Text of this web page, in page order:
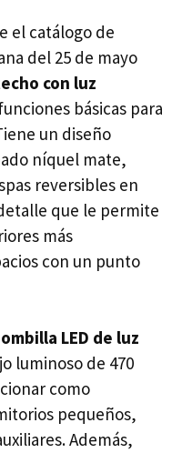
el catálogo de
del 25 de mayo
con luz
básicas para
un diseño
níquel mate,
reversibles en
que le permite
más
con un punto
LED de luz
luminoso de 470
como
pequeños,
Además,